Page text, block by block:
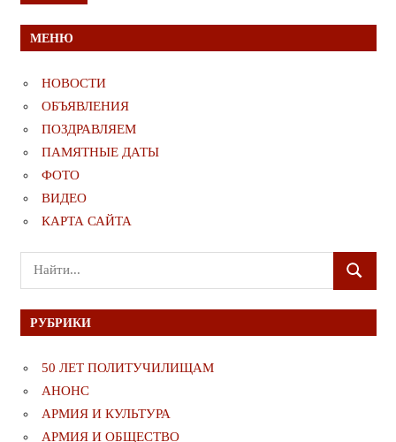
МЕНЮ
НОВОСТИ
ОБЪЯВЛЕНИЯ
ПОЗДРАВЛЯЕМ
ПАМЯТНЫЕ ДАТЫ
ФОТО
ВИДЕО
КАРТА САЙТА
Поиск
для:
ПОИСК
РУБРИКИ
50 ЛЕТ ПОЛИТУЧИЛИЩАМ
АНОНС
АРМИЯ И КУЛЬТУРА
АРМИЯ И ОБЩЕСТВО